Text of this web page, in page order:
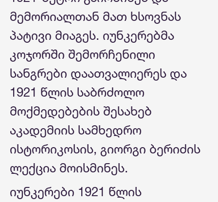
მემორიალთან მათ ხსოვნას
პატივი მიაგეს. იუნკერებმა
კოჯორში შემორჩენილი
სანგრები დაათვალიერეს და
1921 წლის საბრძოლო
მოქმედებების შესახებ
აკადემიის სამხედრო
ისტორიკოსის, გიორგი ბერიძის
ლექცია მოისმინეს.
იუნკერები 1921 წლის